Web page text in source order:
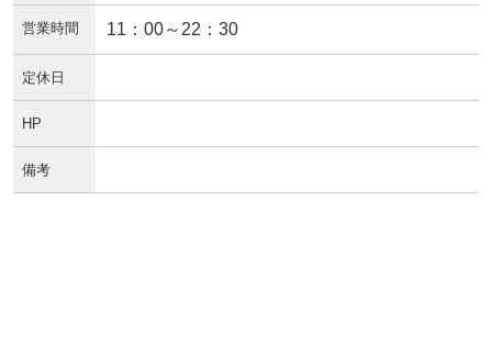
営業時間 11：00～22：30
定休日
HP
備考